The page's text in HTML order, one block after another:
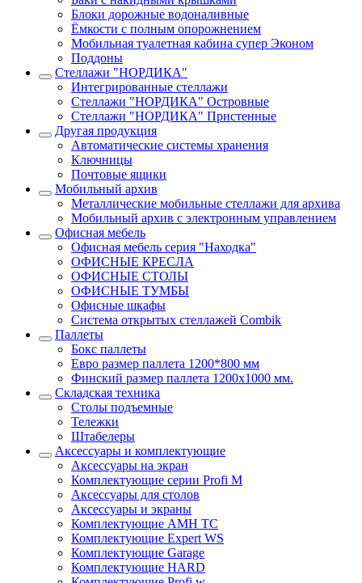
Блоки дорожные водоналивные
Ёмкости с полным опорожнением
Мобильная туалетная кабина супер Эконом
Поддоны
Стеллажи "НОРДИКА"
Интегрированные стеллажи
Стеллажи "НОРДИКА" Островные
Стеллажи "НОРДИКА" Пристенные
Другая продукция
Автоматические системы хранения
Ключницы
Почтовые ящики
Мобильный архив
Металлические мобильные стеллажи для архива
Мобильный архив с электронным управлением
Офисная мебель
Офисная мебель серия "Находка"
ОФИСНЫЕ КРЕСЛА
ОФИСНЫЕ СТОЛЫ
ОФИСНЫЕ ТУМБЫ
Офисные шкафы
Система открытых стеллажей Combik
Паллеты
Бокс паллеты
Евро размер паллета 1200*800 мм
Финский размер паллета 1200х1000 мм.
Складская техника
Столы подъемные
Тележки
Штабелеры
Аксессуары и комплектующие
Аксессуары на экран
Комплектующие серии Profi M
Аксессуары для столов
Аксессуары и экраны
Комплектующие AMH TC
Комплектующие Expert WS
Комплектующие Garage
Комплектующие HARD